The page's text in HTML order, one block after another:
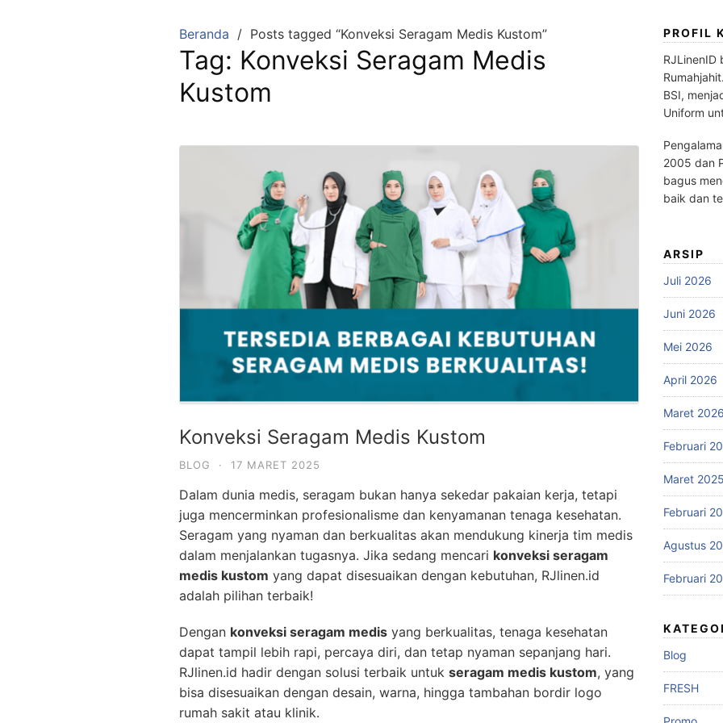
Beranda Posts tagged “Konveksi Seragam Medis Kustom”
Tag: Konveksi Seragam Medis
Kustom
Konveksi Seragam Medis Kustom
BLOG · 17 MARET 2025
Dalam dunia medis, seragam bukan hanya sekedar pakaian kerja, tetapi
juga mencerminkan profesionalisme dan kenyamanan tenaga kesehatan.
Seragam yang nyaman dan berkualitas akan mendukung kinerja tim medis
dalam menjalankan tugasnya. Jika sedang mencari konveksi seragam
medis kustom yang dapat disesuaikan dengan kebutuhan, RJlinen.id
adalah pilihan terbaik!
Dengan konveksi seragam medis yang berkualitas, tenaga kesehatan
dapat tampil lebih rapi, percaya diri, dan tetap nyaman sepanjang hari.
RJlinen.id hadir dengan solusi terbaik untuk seragam medis kustom, yang
bisa disesuaikan dengan desain, warna, hingga tambahan bordir logo
rumah sakit atau klinik.
PROFIL
RJLinenID
BSI,
Uniform
2005 dan
bagus
baik dan
ARSIP
Juli 2026
Juni 2026
Mei 2026
April 2026
Maret 2026
Februari
Maret 2025
Februari
Agustus
Februari
Blog
FRESH